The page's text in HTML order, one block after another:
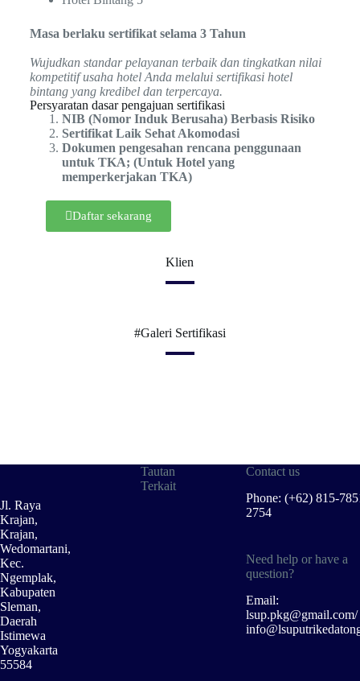
Masa berlaku sertifikat selama 3 Tahun
Wujudkan standar pelayanan terbaik dan tingkatkan nilai
kompetitif usaha hotel Anda melalui sertifikasi hotel
bintang yang kredibel dan terpercaya.
Persyaratan dasar pengajuan sertifikasi
NIB (Nomor Induk Berusaha) Berbasis Risiko
Sertifikat Laik Sehat Akomodasi
Dokumen pengesahan rencana penggunaan
untuk TKA; (Untuk Hotel yang
memperkerjakan TKA)
Daftar sekarang
Klien
#Galeri Sertifikasi
Jl. Raya
Krajan,
Krajan,
Wedomartani,
Kec.
Ngemplak,
Kabupaten
Sleman,
Daerah
Istimewa
Yogyakarta
55584
Tautan
Terkait
Contact us
Phone: (+62) 815-
2754
Need help or have a
question?
Email:
lsup.pkg@gmail.com/